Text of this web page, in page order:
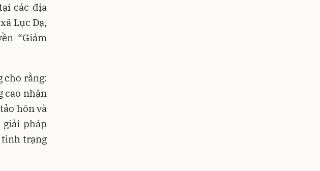
các địa
Lục Dạ,
“Giảm
cho rằng:
cao nhận
hôn và
pháp
tình trạng